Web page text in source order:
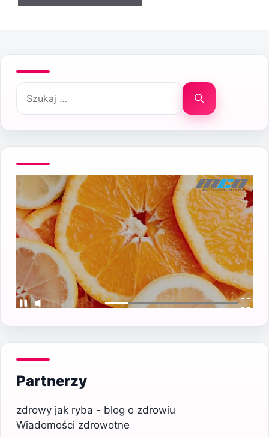
Szukaj:
Partnerzy
zdrowy jak ryba - blog o zdrowiu
Wiadomości zdrowotne